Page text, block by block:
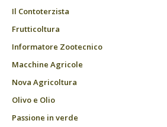
Il Contoterzista
Frutticoltura
Informatore Zootecnico
Macchine Agricole
Nova Agricoltura
Olivo e Olio
Passione in verde